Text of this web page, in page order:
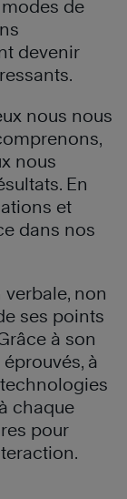
de
devenir
nous nous
nous
En
et
dans nos
verbale, non
ses points
à son
à
chaque
pour